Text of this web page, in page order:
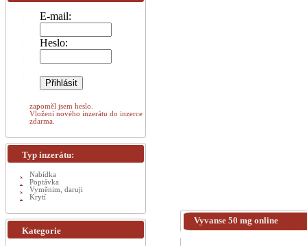
Vyvanse 50 mg online
E-mail:
Heslo:
zapoměl jsem heslo.
Vložení nového inzerátu do inzerce
zdarma.
Typ inzerátu:
Nabídka
Poptávka
Vyměnim, daruji
Krytí
Kategorie